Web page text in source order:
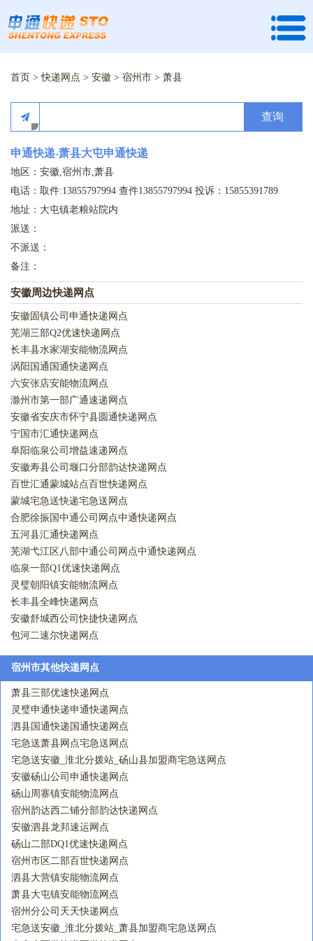
首页 >快递网点 > 安徽 > 宿州市 > 萧县
查询
申通快递-萧县大屯申通快递
地区：安徽,宿州市,萧县
电话：取件:13855797994 查件13855797994 投诉：15855391789
地址：大屯镇老粮站院内
派送：
不派送：
备注：
安徽周边快递网点
安徽固镇公司申通快递网点
芜湖三部Q2优速快递网点
长丰县水家湖安能物流网点
涡阳国通国通快递网点
六安张店安能物流网点
滁州市第一部广通速递网点
安徽省安庆市怀宁县圆通快递网点
宁国市汇通快递网点
阜阳临泉公司增益速递网点
安徽寿县公司堰口分部韵达快递网点
百世汇通蒙城站点百世快递网点
蒙城宅急送快递宅急送网点
合肥徐振国中通公司网点中通快递网点
五河县汇通快递网点
芜湖弋江区八部中通公司网点中通快递网点
临泉一部Q1优速快递网点
灵璧朝阳镇安能物流网点
长丰县全峰快递网点
安徽舒城西公司快捷快递网点
包河二速尔快递网点
宿州市其他快递网点
萧县三部优速快递网点
灵璧申通快递申通快递网点
泗县国通快递国通快递网点
宅急送萧县网点宅急送网点
宅急送安徽_淮北分拨站_砀山县加盟商宅急送网点
安徽砀山公司申通快递网点
砀山周寨镇安能物流网点
宿州韵达西二铺分部韵达快递网点
安徽泗县龙邦速运网点
砀山二部DQ1优速快递网点
宿州市区二部百世快递网点
泗县大营镇安能物流网点
萧县大屯镇安能物流网点
宿州分公司天天快递网点
宅急送安徽_淮北分拨站_萧县加盟商宅急送网点